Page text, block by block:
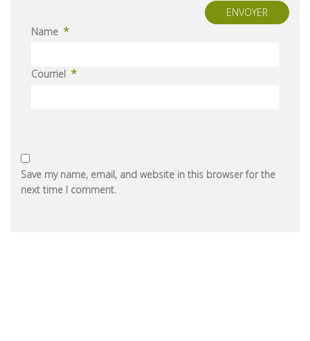
ENVOYER
Name *
Courriel *
Save my name, email, and website in this browser for the
next time I comment.